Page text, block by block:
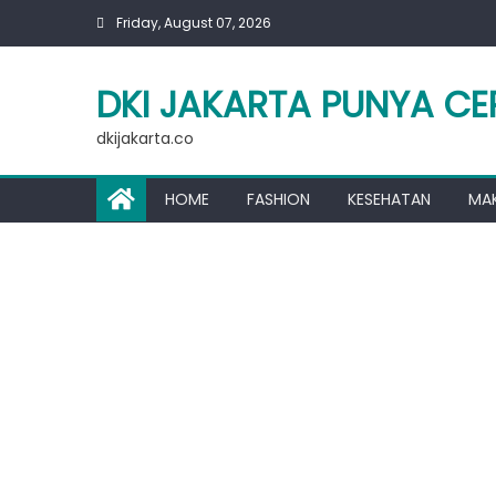
Friday, August 07, 2026
DKI JAKARTA PUNYA
dkijakarta.co
HOME FASHION KESEHATAN